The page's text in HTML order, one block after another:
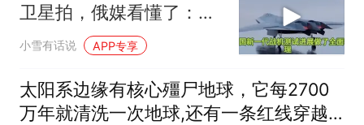
卫星拍，俄媒看懂了：这
根本不是泄密
小雪有话说 APP专享
太阳系边缘有核心殭尸地球，它每2700
万年就清洗一次地球,还有一条红线穿越